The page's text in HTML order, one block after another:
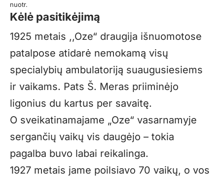
nuotr.
Kėlė pasitikėjimą
1925 metais ,,Oze“ draugija išnuomotose
patalpose atidarė nemokamą visų
specialybių ambulatoriją suaugusiesiems
ir vaikams. Pats Š. Meras priiminėjo
ligonius du kartus per savaitę.
O sveikatinamajame „Oze“ vasarnamyje
sergančių vaikų vis daugėjo – tokia
pagalba buvo labai reikalinga.
1927 metais jame poilsiavo 70 vaikų, o vos